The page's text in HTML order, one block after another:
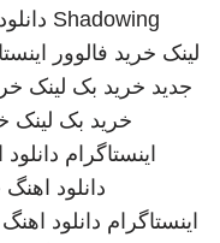
Shadowing
لینک خرید فالوور
جدید خرید بک لینک
خرید بک لینک
اینستاگرام
دانلود
اینستاگرام دانلود